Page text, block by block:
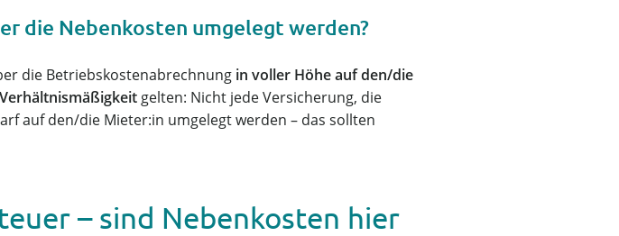
die Nebenkosten umgelegt werden?
die Betriebskostenabrechnung in voller Höhe auf den/die
Verhältnismäßigkeit gelten: Nicht jede Versicherung, die
auf den/die Mieter:in umgelegt werden – das sollten
– sind Nebenkosten hier